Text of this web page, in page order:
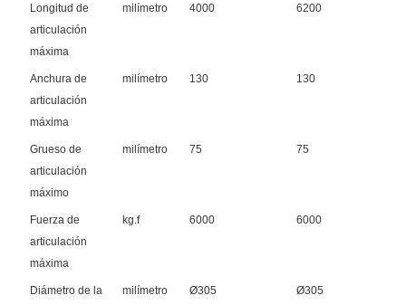
Longitud de
articulación
máxima
milímetro 4000 6200
Anchura de
articulación
máxima
milímetro 130 130
Grueso de
articulación
máximo
milímetro 75 75
Fuerza de
articulación
máxima
kg.f 6000 6000
Diámetro de la
milímetro Ø305 Ø305